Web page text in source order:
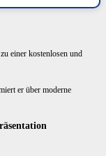
einer kostenlosen und
er über moderne